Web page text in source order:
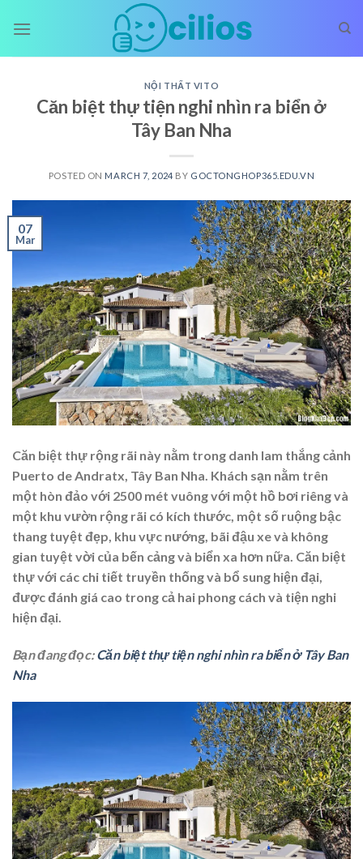
NỘI THẤT VITO
Căn biệt thự tiện nghi nhìn ra biển ở
Tây Ban Nha
POSTED ON MARCH 7, 2024 BY GOCTONGHOP365.EDU.VN
07
Mar
Căn biệt thự rộng rãi này nằm trong danh lam thắng cảnh
Puerto de Andratx, Tây Ban Nha. Khách sạn nằm trên
một hòn đảo với 2500 mét vuông với một hồ bơi riêng và
một khu vườn rộng rãi có kích thước, một số ruộng bậc
thang tuyệt đẹp, khu vực nướng, bãi đậu xe và không
gian tuyệt vời của bến cảng và biển xa hơn nữa. Căn biệt
thự với các chi tiết truyền thống và bổ sung hiện đại,
được đánh giá cao trong cả hai phong cách và tiện nghi
hiện đại.
Bạn đang đọc:Căn biệt thự tiện nghi nhìn ra biển ở Tây Ban
Nha